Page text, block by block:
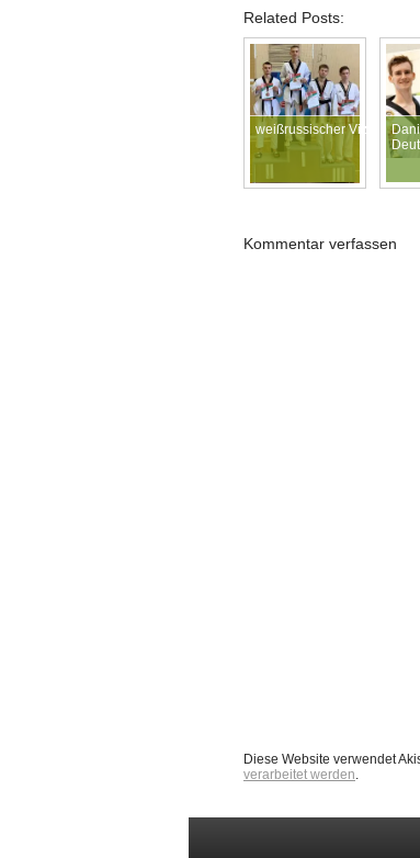
Related Posts:
weißrussischer
Kommentar verfassen
Diese Website verwendet
verarbeitet werden.